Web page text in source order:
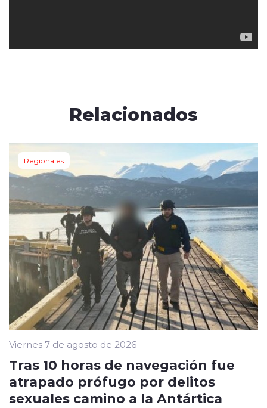
Relacionados
Regionales
Viernes 7 de agosto de 2026
Tras 10 horas de navegación fue
atrapado prófugo por delitos
sexuales camino a la Antártica